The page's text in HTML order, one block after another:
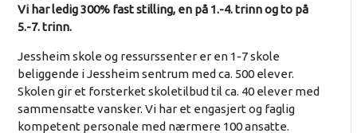
Vi har ledig 300% fast stilling, en på 1.-4. trinn og to på
5.-7. trinn.
Jessheim skole og ressurssenter er en 1-7 skole
beliggende i Jessheim sentrum med ca. 500 elever.
Skolen gir et forsterket skoletilbud til ca. 40 elever med
sammensatte vansker. Vi har et engasjert og faglig
kompetent personale med nærmere 100 ansatte.